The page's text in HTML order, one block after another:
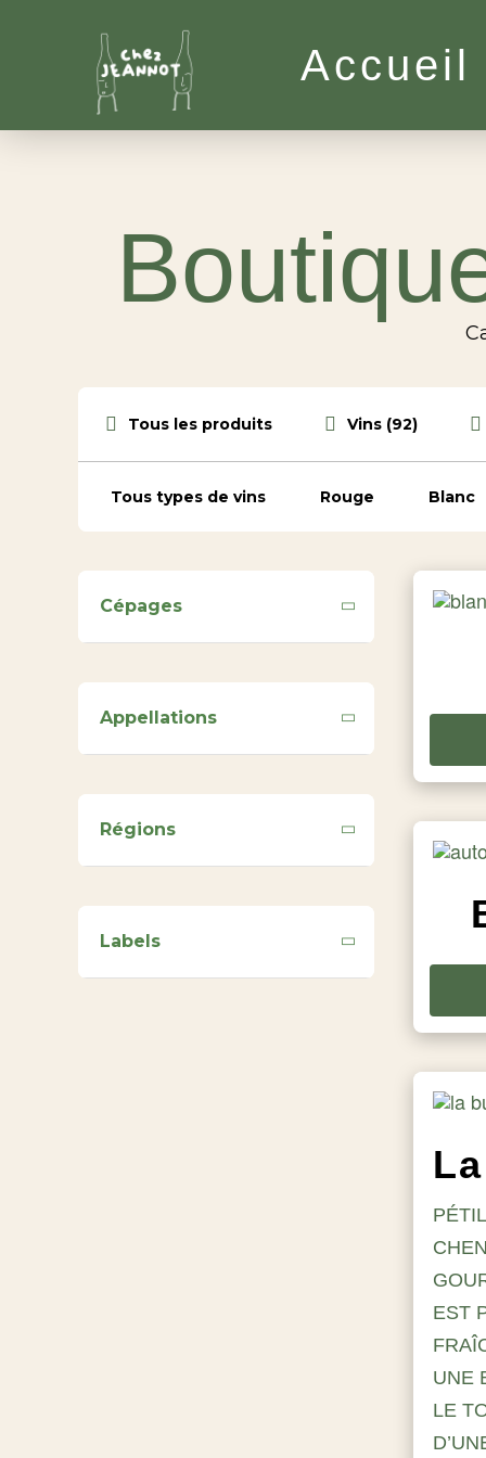
Accueil
Tous les produits Vins (92)
Tous types de vins Rouge Blanc
Cépages
Appellations
Régions
Labels
EST
UNE
LE